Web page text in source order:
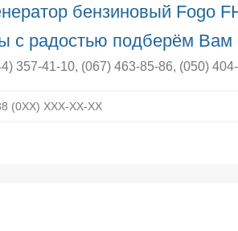
бензиновый Fogo
с радостью подберём Вам
357-41-10, (067) 463-85-86, (050)